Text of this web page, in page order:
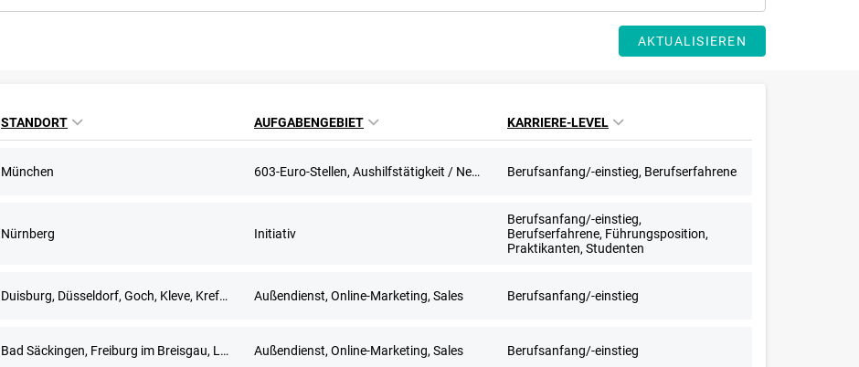
AKTUALISIEREN
STANDORT AUFGABENGEBIET KARRIERE-LEVEL
München 603-Euro-Stellen, Aushilfstätigkeit / Nebenjob Berufsanfang/-einstieg, Berufserfahrene
Nürnberg Initiativ
Berufsanfang/-einstieg,
Berufserfahrene, Führungsposition,
Praktikanten, Studenten
Duisburg, Düsseldorf, Goch, Kleve, Krefeld, Meerbusch, Remscheid, Solingen, Wuppertal Außendienst, Online-Marketing, Sales Berufsanfang/-einstieg
Bad Säckingen, Freiburg im Breisgau, Lörrach, Waldshut-Tiengen Außendienst, Online-Marketing, Sales Berufsanfang/-einstieg